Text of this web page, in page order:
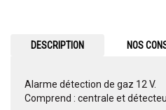
DESCRIPTION NOS
Alarme détection de gaz 12 V.
Comprend : centrale et